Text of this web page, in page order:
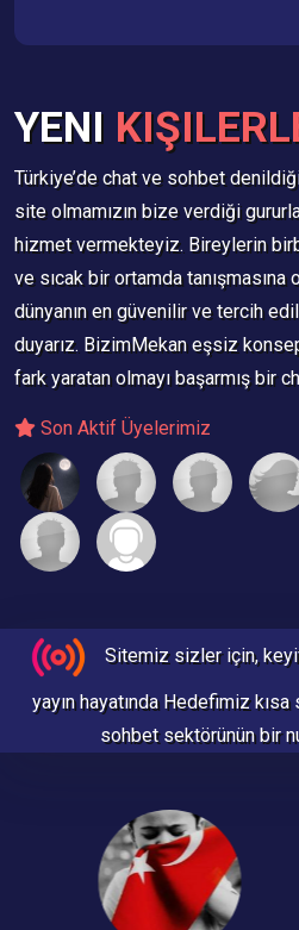
YENI
Türkiye’de chat ve sohbet
site olmamızın bize verdiği
hizmet vermekteyiz. Bireylerin
ve sıcak bir ortamda tanışmasına
dünyanın en güvenilir ve tercih
duyarız. BizimMekan eşsiz
fark yaratan olmayı başarmış bir
Son Aktif Üyelerimiz
Sitemiz sizler için,
yayın hayatında Hedefimiz
sohbetsektörünün bir